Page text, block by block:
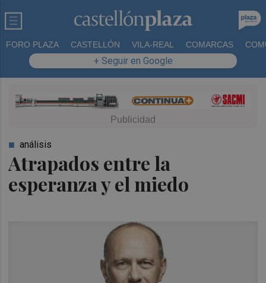
FORO PLAZA CASTELLÓN VILA-REAL COMARCAS
+ Seguir en Google
Atrapados entre la
esperanza y el miedo
análisis